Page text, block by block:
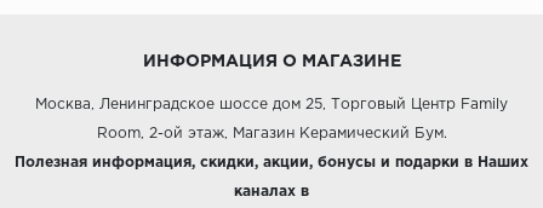
ИНФОРМАЦИЯ О МАГАЗИНЕ
Москва, Ленинградское шоссе дом 25, Торговый Центр Family
Room, 2-ой этаж, Магазин Керамический Бум.
Полезная информация, скидки, акции, бонусы и подарки в Наших
каналах в